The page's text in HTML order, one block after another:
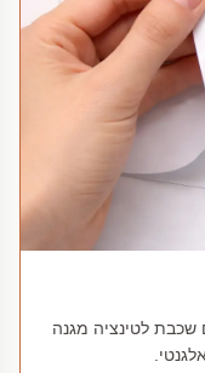
שכבת לטינציה מגנה